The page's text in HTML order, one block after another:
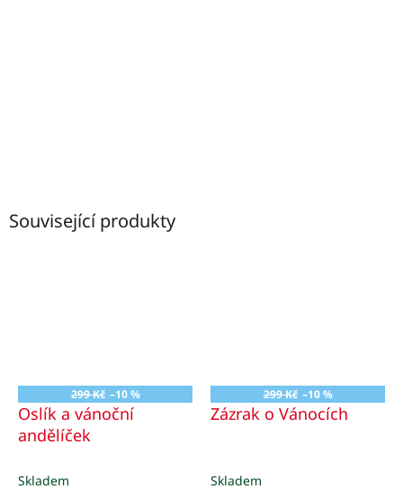
Související produkty
299 Kč –10 %
Oslík a vánoční
andělíček
Skladem
299 Kč –10 %
Zázrak o Vánocích
Skladem